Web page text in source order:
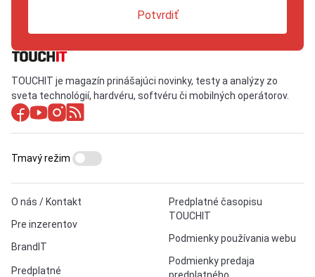
Potvrdiť
TOUCHIT je magazín prinášajúci novinky, testy a analýzy zo
sveta technológií, hardvéru, softvéru či mobilných operátorov.
O nás / Kontakt
Pre inzerentov
BrandIT
Predplatné
Predplatné časopisu
TOUCHIT
Podmienky používania webu
Podmienky predaja
Tmavý režim